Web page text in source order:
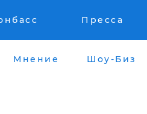
Пресса
Мнение Шоу-Биз